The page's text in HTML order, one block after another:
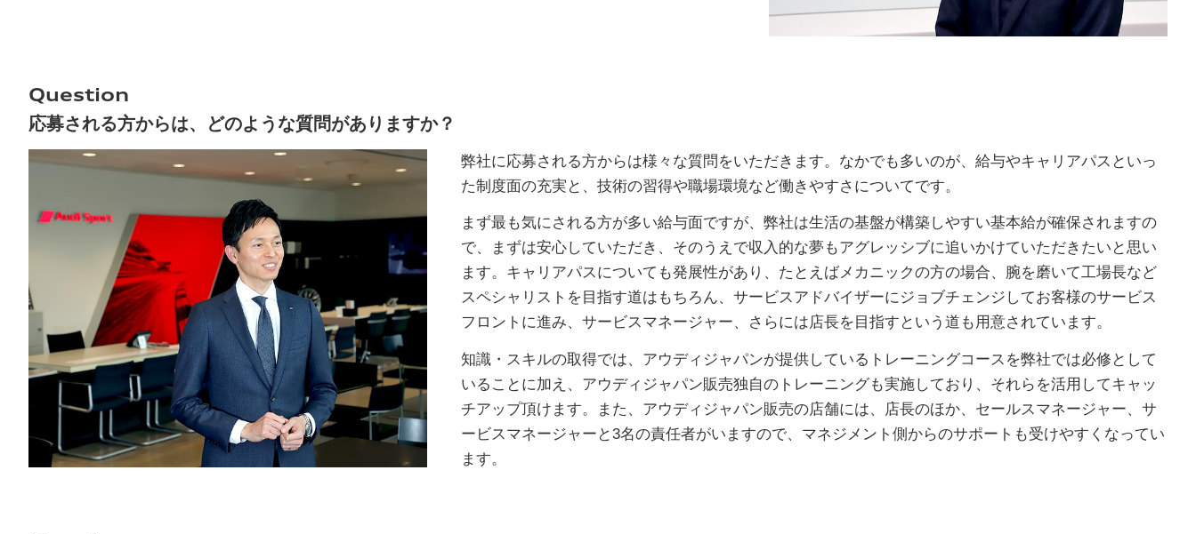
Question
応募される方からは、どのような質問がありますか？
弊社に応募される方からは様々な質問をいただきます。なかでも多いのが、給与やキャリアパスといっ
た制度面の充実と、技術の習得や職場環境など働きやすさについてです。
まず最も気にされる方が多い給与面ですが、弊社は生活の基盤が構築しやすい基本給が確保されますの
で、まずは安心していただき、そのうえで収入的な夢もアグレッシブに追いかけていただきたいと思い
ます。キャリアパスについても発展性があり、たとえばメカニックの方の場合、腕を磨いて工場長など
スペシャリストを目指す道はもちろん、サービスアドバイザーにジョブチェンジしてお客様のサービス
フロントに進み、サービスマネージャー、さらには店長を目指すという道も用意されています。
知識・スキルの取得では、アウディジャパンが提供しているトレーニングコースを弊社では必修として
いることに加え、アウディジャパン販売独自のトレーニングも実施しており、それらを活用してキャッ
チアップ頂けます。また、アウディジャパン販売の店舗には、店長のほか、セールスマネージャー、サ
ービスマネージャーと3名の責任者がいますので、マネジメント側からのサポートも受けやすくなってい
ます。